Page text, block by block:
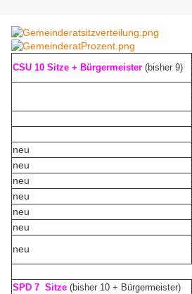
CSU 10 Sitze + Bürgermeister (bisher 9)
neu
neu
neu
neu
neu
neu
neu
SPD 7 Sitze (bisher 10 + Bürgermeister)